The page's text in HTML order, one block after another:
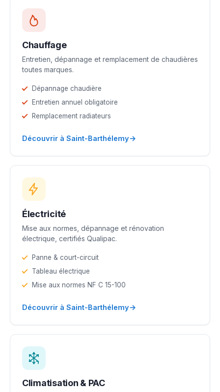
Chauffage
Entretien, dépannage et remplacement de chaudières
toutes marques.
Dépannage chaudière
Entretien annuel obligatoire
Remplacement radiateurs
Découvrir à Saint-Barthélemy→
Électricité
Mise aux normes, dépannage et rénovation
électrique, certifiés Qualipac.
Panne & court-circuit
Tableau électrique
Mise aux normes NF C 15-100
Découvrir à Saint-Barthélemy→
Climatisation & PAC